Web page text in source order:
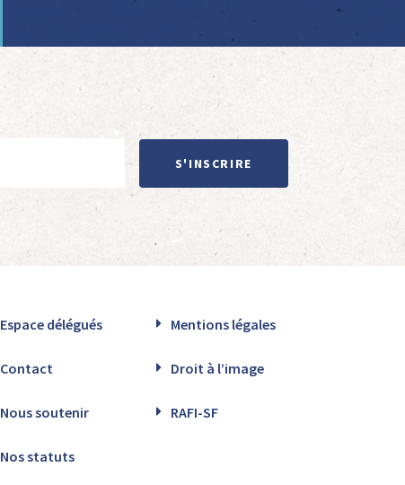
S'INSCRIRE
Espace délégués Mentions légales
Contact Droit à l’image
Nous soutenir RAFI-SF
Nos statuts